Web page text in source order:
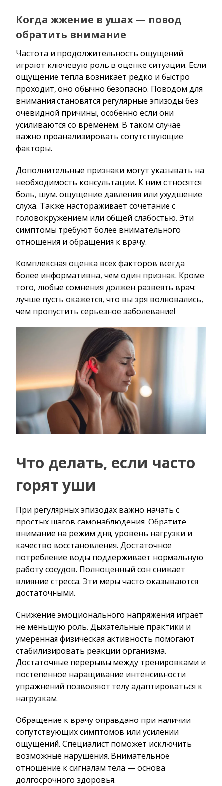
Когда жжение в ушах — повод
обратить внимание
Частота и продолжительность ощущений
играют ключевую роль в оценке ситуации. Если
ощущение тепла возникает редко и быстро
проходит, оно обычно безопасно. Поводом для
внимания становятся регулярные эпизоды без
очевидной причины, особенно если они
усиливаются со временем. В таком случае
важно проанализировать сопутствующие
факторы.
Дополнительные признаки могут указывать на
необходимость консультации. К ним относятся
боль, шум, ощущение давления или ухудшение
слуха. Также настораживает сочетание с
головокружением или общей слабостью. Эти
симптомы требуют более внимательного
отношения и обращения к врачу.
Комплексная оценка всех факторов всегда
более информативна, чем один признак. Кроме
того, любые сомнения должен развеять врач:
лучше пусть окажется, что вы зря волновались,
чем пропустить серьезное заболевание!
Что делать, если часто
горят уши
При регулярных эпизодах важно начать с
простых шагов самонаблюдения. Обратите
внимание на режим дня, уровень нагрузки и
качество восстановления. Достаточное
потребление воды поддерживает нормальную
работу сосудов. Полноценный сон снижает
влияние стресса. Эти меры часто оказываются
достаточными.
Снижение эмоционального напряжения играет
не меньшую роль. Дыхательные практики и
умеренная физическая активность помогают
стабилизировать реакции организма.
Достаточные перерывы между тренировками и
постепенное наращивание интенсивности
упражнений позволяют телу адаптироваться к
нагрузкам.
Обращение к врачу оправдано при наличии
сопутствующих симптомов или усилении
ощущений. Специалист поможет исключить
возможные нарушения. Внимательное
отношение к сигналам тела — основа
долгосрочного здоровья.